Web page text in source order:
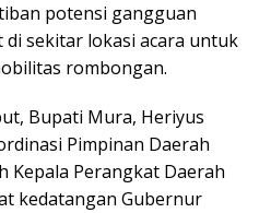
potensi gangguan
sekitar lokasi acara untuk
rombongan.
Bupati Mura, Heriyus
Pimpinan Daerah
Kepala Perangkat Daerah
kedatangan Gubernur